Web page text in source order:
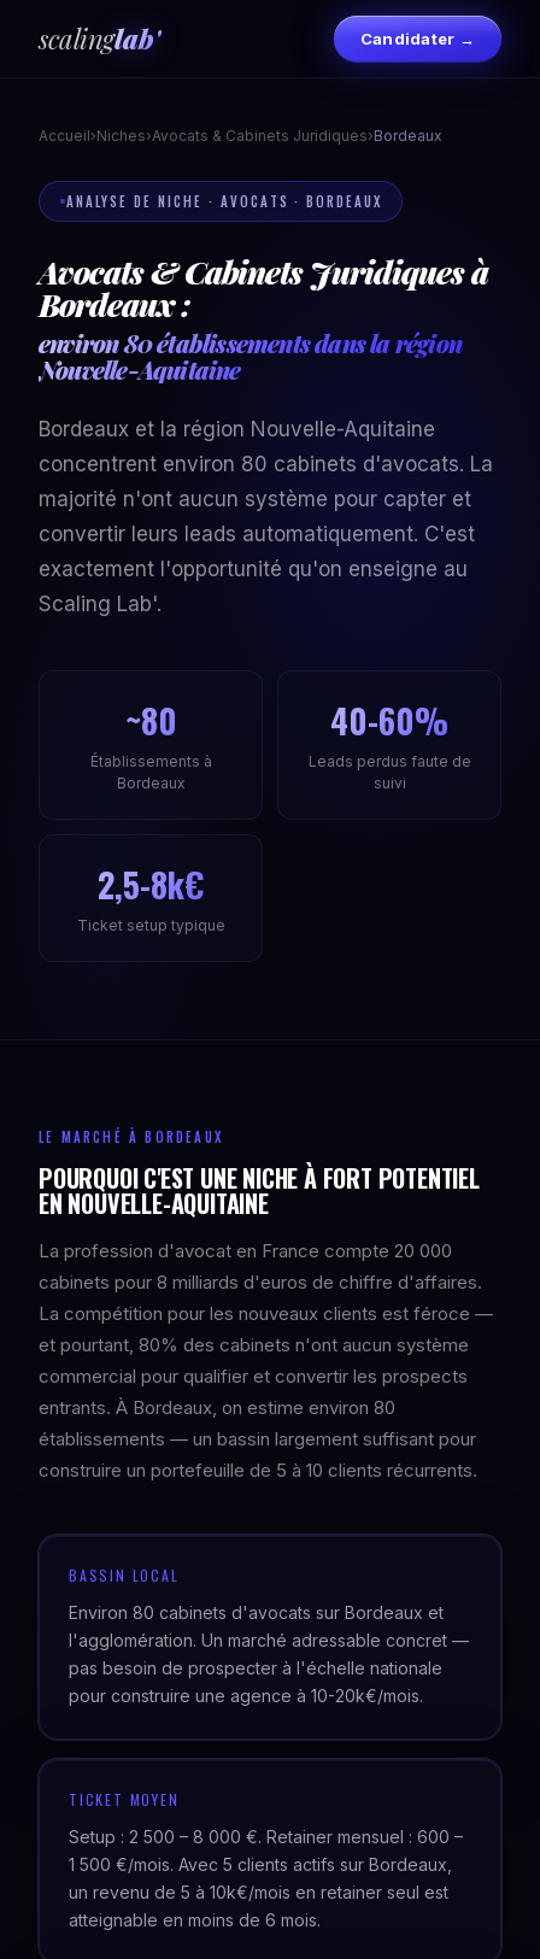
scalinglab' Candidater →
Accueil›Niches›Avocats & Cabinets Juridiques›Bordeaux
ANALYSE DE NICHE · AVOCATS · BORDEAUX
Avocats & Cabinets Juridiques à
Bordeaux :
environ 80 établissements dans la région
Nouvelle-Aquitaine
Bordeaux et la région Nouvelle-Aquitaine
concentrent environ 80 cabinets d'avocats. La
majorité n'ont aucun système pour capter et
convertir leurs leads automatiquement. C'est
exactement l'opportunité qu'on enseigne au
Scaling Lab'.
~80
Établissements à
Bordeaux
40-60%
Leads perdus faute de
suivi
2,5-8k€
Ticket setup typique
LE MARCHÉ À BORDEAUX
POURQUOI C'EST UNE NICHE À FORT POTENTIEL
EN NOUVELLE-AQUITAINE
La profession d'avocat en France compte 20 000
cabinets pour 8 milliards d'euros de chiffre d'affaires.
La compétition pour les nouveaux clients est féroce —
et pourtant, 80% des cabinets n'ont aucun système
commercial pour qualifier et convertir les prospects
entrants. À Bordeaux, on estime environ 80
établissements — un bassin largement suffisant pour
construire un portefeuille de 5 à 10 clients récurrents.
BASSIN LOCAL
Environ 80 cabinets d'avocats sur Bordeaux et
l'agglomération. Un marché adressable concret —
pas besoin de prospecter à l'échelle nationale
pour construire une agence à 10-20k€/mois.
TICKET MOYEN
Setup : 2 500 – 8 000 €. Retainer mensuel : 600 –
1 500 €/mois. Avec 5 clients actifs sur Bordeaux,
un revenu de 5 à 10k€/mois en retainer seul est
atteignable en moins de 6 mois.